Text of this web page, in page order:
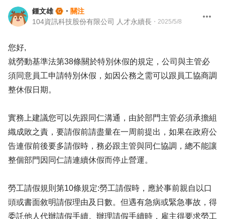
鍾文雄 ・ 關注
104資訊科技股份有限公司 人才永續長 ・ 2025/5/8
您好,
就勞動基準法第38條關於特別休假的規定，公司與主管必
須同意員工申請特別休假，如因公務之需可以跟員工協商調
整休假日期。
實務上建議您可以先跟同仁溝通，由於部門主管必須承擔組
織成敗之責，要請假前請盡量在一周前提出，如果在政府公
告連假前後要多請假時，務必跟主管與同仁協調，總不能讓
整個部門因同仁請連續休假而停止營運。
勞工請假規則第10條規定:勞工請假時，應於事前親自以口
頭或書面敘明請假理由及日數。但遇有急病或緊急事故，得
委託他人代辦請假手續。辦理請假手續時，雇主得要求勞工